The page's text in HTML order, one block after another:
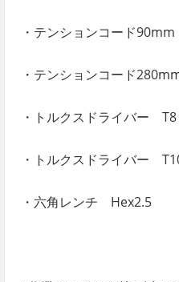
・テンションコード90mm
・テンションコード
・トルクスドライバー T8
・トルクスドライバー
・六角レンチ Hex2.5